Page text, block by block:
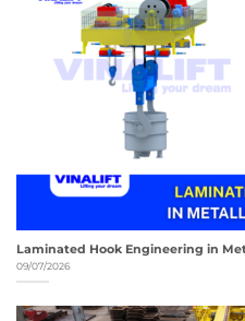
Laminated Hook Engineering in
09/07/2026